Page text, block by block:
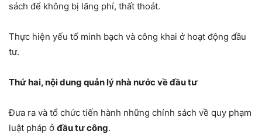
sách để không bị lãng phí, thất thoát.
Thực hiện yếu tố minh bạch và công khai ở hoạt động đầu
tư.
Thứ hai, nội dung quản lý nhà nước về đầu tư
Đưa ra và tổ chức tiến hành những chính sách về quy phạm
luật pháp ở đầu tư công.